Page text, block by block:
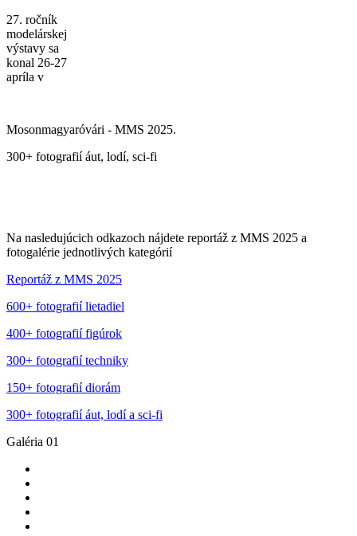
27. ročník
modelárskej
výstavy sa
konal 26-27
apríla v
Mosonmagyaróvári - MMS 2025.
300+ fotografií áut, lodí, sci-fi
Na nasledujúcich odkazoch nájdete reportáž z MMS 2025 a
fotogalérie jednotlivých kategórií
Reportáž z MMS 2025
600+ fotografií lietadiel
400+ fotografií figúrok
300+ fotografií techniky
150+ fotografií diorám
300+ fotografií áut, lodí a sci-fi
Galéria 01